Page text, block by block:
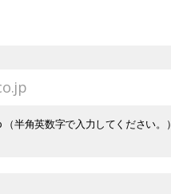
半角英数字で入力してください。）